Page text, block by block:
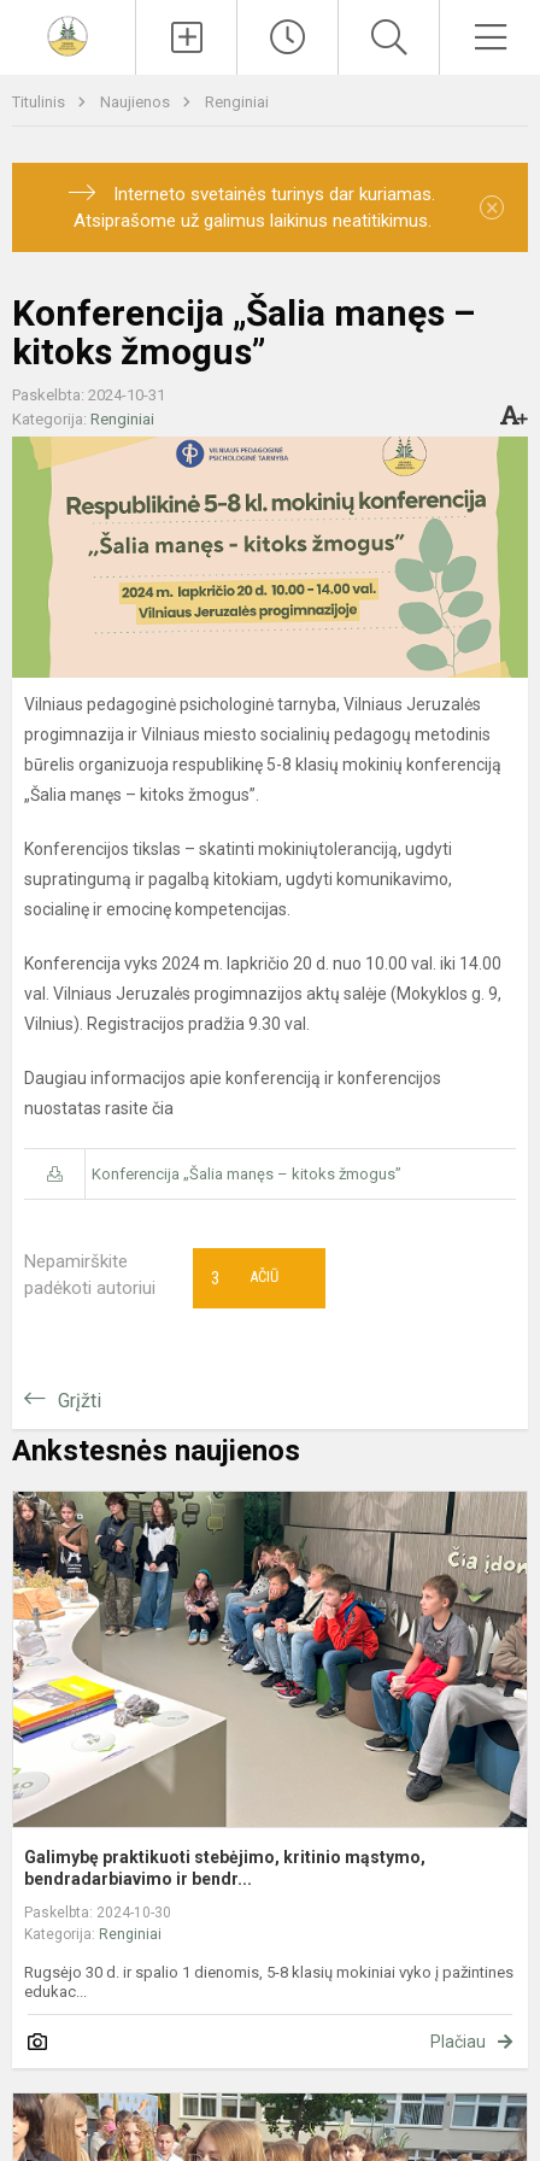
Titulinis Naujienos Renginiai
Interneto svetainės turinys dar kuriamas.
Atsiprašome už galimus laikinus neatitikimus.
×
Konferencija „Šalia manęs –
kitoks žmogus”
Paskelbta: 2024-10-31
Kategorija: Renginiai
Vilniaus pedagoginė psichologinė tarnyba, Vilniaus Jeruzalės
progimnazija ir Vilniaus miesto socialinių pedagogų metodinis
būrelis organizuoja respublikinę 5-8 klasių mokinių konferenciją
„Šalia manęs – kitoks žmogus”.
Konferencijos tikslas – skatinti mokiniųtoleranciją, ugdyti
supratingumą ir pagalbą kitokiam, ugdyti komunikavimo,
socialinę ir emocinę kompetencijas.
Konferencija vyks 2024 m. lapkričio 20 d. nuo 10.00 val. iki 14.00
val. Vilniaus Jeruzalės progimnazijos aktų salėje (Mokyklos g. 9,
Vilnius). Registracijos pradžia 9.30 val.
Daugiau informacijos apie konferenciją ir konferencijos
nuostatas rasite čia
Konferencija „Šalia manęs – kitoks žmogus”
Nepamirškite
padėkoti autoriui
AČIŪ
3
Grįžti
Ankstesnės naujienos
Galimybę praktikuoti stebėjimo, kritinio mąstymo,
bendradarbiavimo ir bendr...
Paskelbta: 2024-10-30
Kategorija: Renginiai
Rugsėjo 30 d. ir spalio 1 dienomis, 5-8 klasių mokiniai vyko į pažintines
edukac...
Plačiau